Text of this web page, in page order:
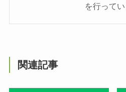
を行ってい
関連記事